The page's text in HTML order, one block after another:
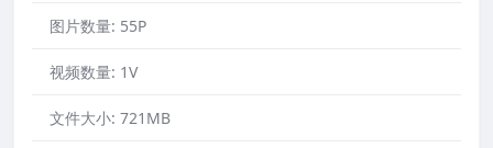
图片数量: 55P
视频数量: 1V
文件大小: 721MB